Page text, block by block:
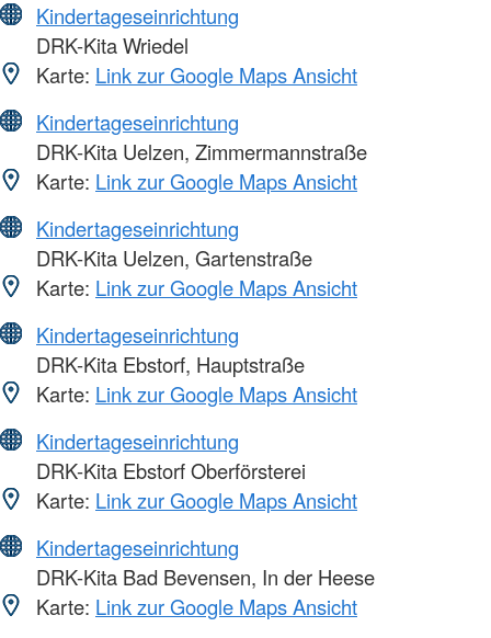
Kindertageseinrichtung
DRK-Kita Wriedel
Karte: Link zur Google Maps Ansicht
Kindertageseinrichtung
DRK-Kita Uelzen, Zimmermannstraße
Karte: Link zur Google Maps Ansicht
Kindertageseinrichtung
DRK-Kita Uelzen, Gartenstraße
Karte: Link zur Google Maps Ansicht
Kindertageseinrichtung
DRK-Kita Ebstorf, Hauptstraße
Karte: Link zur Google Maps Ansicht
Kindertageseinrichtung
DRK-Kita Ebstorf Oberförsterei
Karte: Link zur Google Maps Ansicht
Kindertageseinrichtung
DRK-Kita Bad Bevensen, In der Heese
Karte: Link zur Google Maps Ansicht